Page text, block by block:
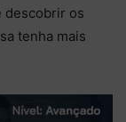
descobrir os
tenha mais